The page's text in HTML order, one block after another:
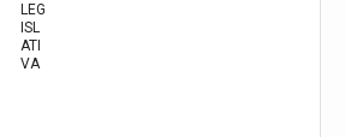
LEG
ISL
ATI
VA